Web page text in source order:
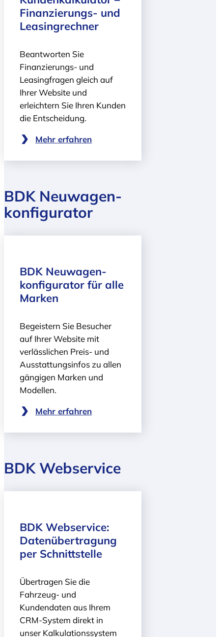
Finanzierungs- und
Leasingrechner
Beantworten Sie
Finanzierungs- und
Leasingfragen gleich auf
Ihrer Website und
erleichtern Sie Ihren Kunden
die Entscheidung.
Mehr erfahren
BDK Neuwagen­
konfigurator
BDK Neuwagen­
konfigurator für alle
Marken
Begeistern Sie Besucher
auf Ihrer Website mit
verlässlichen Preis- und
Ausstattungsinfos zu allen
gängigen Marken und
Modellen.
Mehr erfahren
BDK Webservice
BDK Webservice:
Daten­übertragung
per Schnittstelle
Übertragen Sie die
Fahrzeug- und
Kundendaten aus Ihrem
CRM-System direkt in
unser Kalkulationssystem